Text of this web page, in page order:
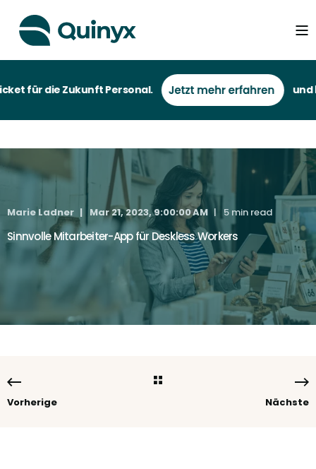
für die Zukunft Personal. und
Marie Ladner Mar 21, 2023, 9:00:00 AM 5 min read
Sinnvolle Mitarbeiter-App für Deskless Workers
Vorherige Nächste